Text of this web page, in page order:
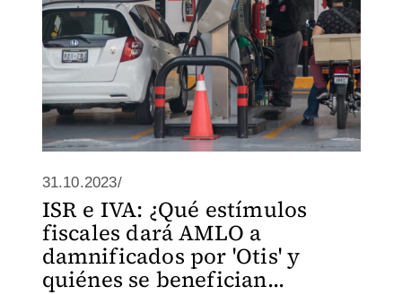
31.10.2023/
ISR e IVA: ¿Qué estímulos
fiscales dará AMLO a
damnificados por 'Otis' y
quiénes se benefician...